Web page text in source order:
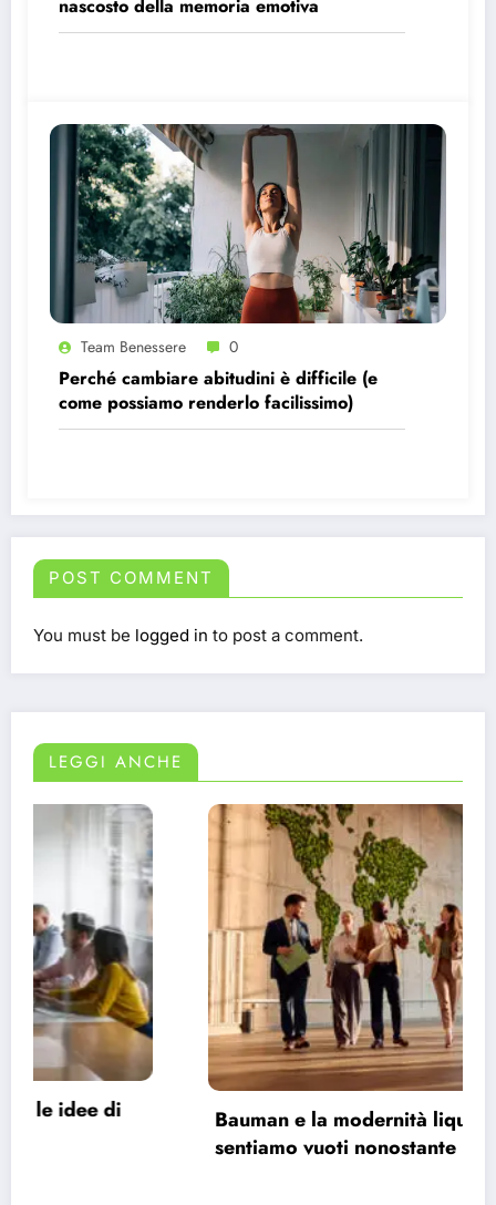
nascosto della memoria emotiva
Team Benessere 0
Perché cambiare abitudini è difficile (e
come possiamo renderlo facilissimo)
POST COMMENT
You must be logged in to post a comment.
LEGGI ANCHE
Bauman e la modernità liquida: perché ci
sentiamo vuoti nonostante le infinite